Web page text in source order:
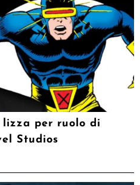
lizza per ruolo di
Studios